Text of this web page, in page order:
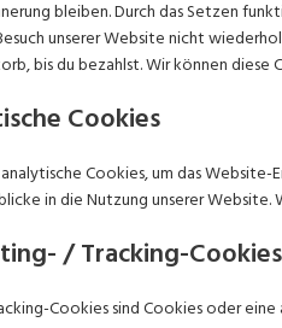
bleiben. Durch das Setzen
unserer Website nicht
bis du bezahlst. Wir können
Cookies
Cookies, um das
in die Nutzung unserer
/ Tracking-Cookies
Cookies sind Cookies oder